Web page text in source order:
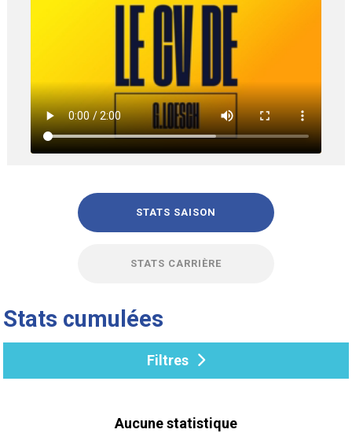
STATS SAISON
STATS CARRIÈRE
Stats cumulées
Filtres
Aucune statistique